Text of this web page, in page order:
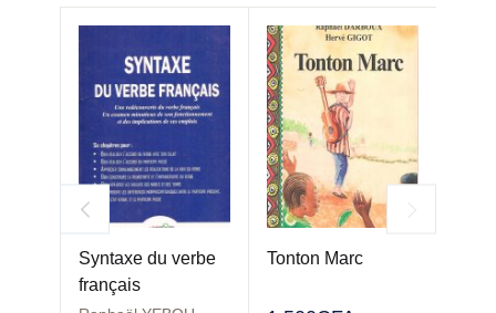
Syntaxe du verbe
français
Tonton Marc